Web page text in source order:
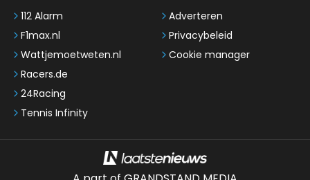
112 Alarm
F1max.nl
Wattjemoetweten.nl
Racers.de
24Racing
Tennis Infinity
Adverteren
Privacybeleid
Cookie manager